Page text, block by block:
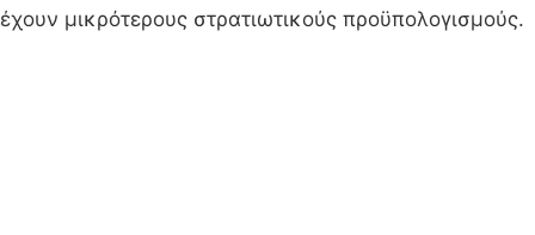
έχουν μικρότερους στρατιωτικούς προϋπολογισμούς.